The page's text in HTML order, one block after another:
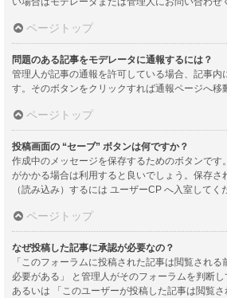
ページトップ
問題のある記事をモデレータに通報するには？
管理人が記事の通報を許可している場合、記事内
す。そのボタンをクリックすれば通報ページへ移
ページトップ
投稿画面の “セーブ” ボタンは何ですか？
作成中のメッセージを保存するためのボタンです
がかかる場合は利用すると良いでしょう。保存さ
（読み込み）するには ユーザーCP へ入室してく
ページトップ
なぜ投稿した記事に承認が必要なの？
「このフォーラムに投稿された記事は閲覧され
必要がある」 と管理人がそのフォーラムを判断し
あるいは 「このユーザーが投稿した記事は閲覧